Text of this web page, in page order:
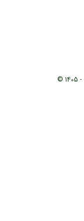
- 1405 ©